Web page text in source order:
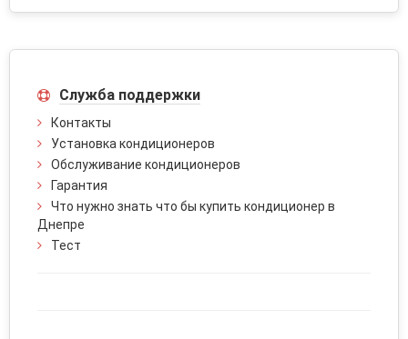
Служба поддержки
Контакты
Установка кондиционеров
Обслуживание кондиционеров
Гарантия
Что нужно знать что бы купить кондиционер в
Днепре
Тест